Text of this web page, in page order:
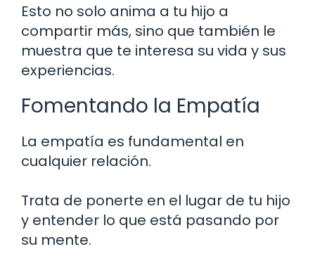
Esto no solo anima a tu hijo a
compartir más, sino que también le
muestra que te interesa su vida y sus
experiencias.
Fomentando la Empatía
La empatía es fundamental en
cualquier relación.
Trata de ponerte en el lugar de tu hijo
y entender lo que está pasando por
su mente.